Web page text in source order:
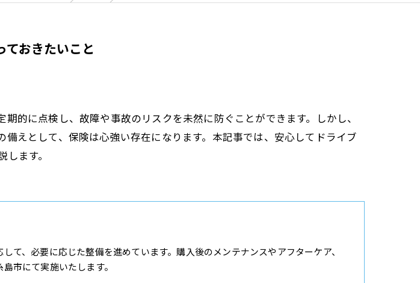
ておきたいこと
的に点検し、故障や事故のリスクを未然に防ぐことができます。しかし、
えとして、保険は心強い存在になります。本記事では、安心してドライブ
ます。
て、必要に応じた整備を進めています。購入後のメンテナンスやアフターケア、
市にて実施いたします。